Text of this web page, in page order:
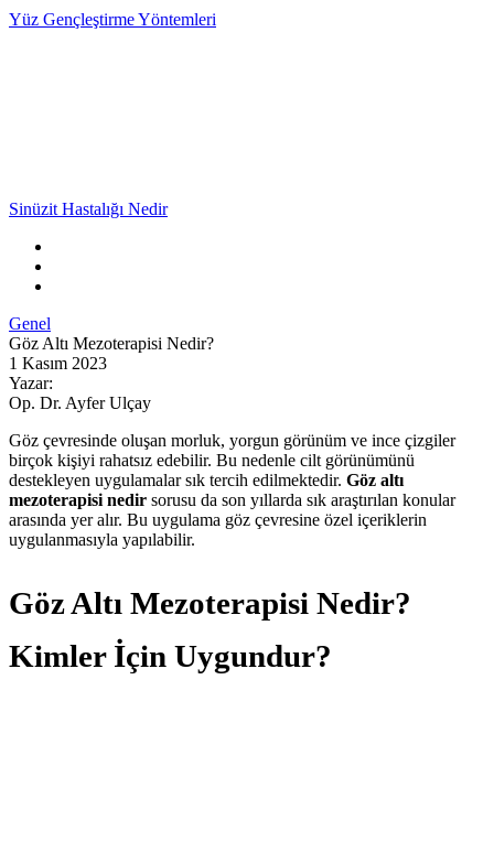
Yüz Gençleştirme Yöntemleri
Sinüzit Hastalığı Nedir
Genel
Göz Altı Mezoterapisi Nedir?
1 Kasım 2023
Yazar:
Op. Dr. Ayfer Ulçay
Göz çevresinde oluşan morluk, yorgun görünüm ve ince çizgiler
birçok kişiyi rahatsız edebilir. Bu nedenle cilt görünümünü
destekleyen uygulamalar sık tercih edilmektedir. Göz altı
mezoterapisi nedir sorusu da son yıllarda sık araştırılan konular
arasında yer alır. Bu uygulama göz çevresine özel içeriklerin
uygulanmasıyla yapılabilir.
Göz Altı Mezoterapisi Nedir?
Kimler İçin Uygundur?